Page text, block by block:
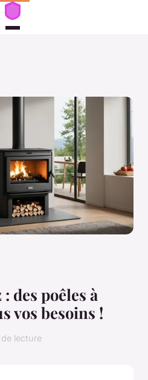
des poêles à
vos besoins !
lecture